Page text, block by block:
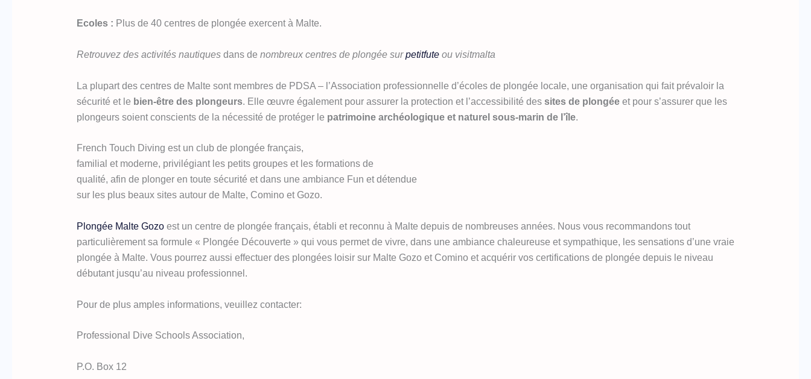
Ecoles : Plus de 40 centres de plongée exercent à Malte.
Retrouvez des activités nautiquesdans de nombreux centres de plongée surpetitfuteou visitmalta
La plupart des centres de Malte sont membres de PDSA – l’Association professionnelle d’écoles de plongée locale, une organisation qui fait prévaloir la
sécurité et le bien-être des plongeurs. Elle œuvre également pour assurer la protection et l’accessibilité des sites de plongéeet pour s’assurer que les
plongeurs soient conscients de la nécessité de protéger le patrimoine archéologique et naturel sous-marin de l’île.
French Touch Diving est un club de plongée français,
familial et moderne, privilégiant les petits groupes et les formations de
qualité, afin de plonger en toute sécurité et dans une ambiance Fun et détendue
sur les plus beaux sites autour de Malte, Comino et Gozo.
Plongée Malte Gozoest un centre de plongée français, établi et reconnu à Malte depuis de nombreuses années. Nous vous recommandons tout
particulièrement sa formule « Plongée Découverte » qui vous permet de vivre, dans une ambiance chaleureuse et sympathique, les sensations d’une vraie
plongée à Malte. Vous pourrez aussi effectuer des plongées loisir sur Malte Gozo et Comino et acquérir vos certifications de plongée depuis le niveau
débutant jusqu’au niveau professionnel.
Pour de plus amples informations, veuillez contacter:
Professional Dive Schools Association,
P.O. Box 12